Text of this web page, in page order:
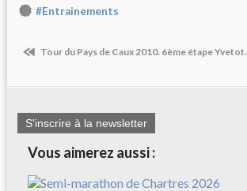
#Entrainements
Tour du Pays de Caux 2010. 6ème étape Yvetot.
S'inscrire à la newsletter
Vous aimerez aussi :